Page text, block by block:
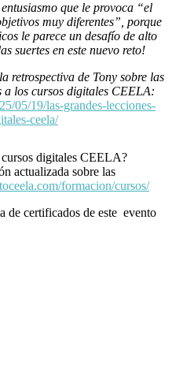
que le provoca “el
muy diferentes”, porque
le parece un desafío de alto
suertes en este nuevo reto!
retrospectiva de Tony sobre las
a los cursos digitales CEELA:
05/19/las-grandes-lecciones-
ceela/
cursos digitales CEELA?
actualizada sobre las
formacion/cursos/
de certificados de este evento